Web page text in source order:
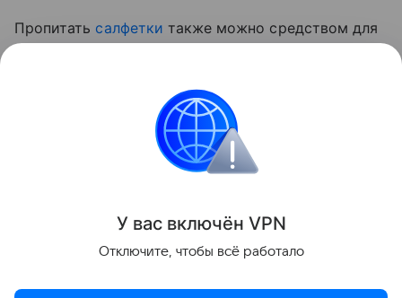
Пропитать салфетки также можно средством для
продукт в упаковку, а уже через четверть часа
можно использовать.
У вас включён VPN
Отключите, чтобы всё работало